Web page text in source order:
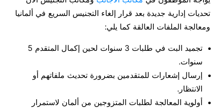
تحديات إدارية جديدة بعد قرار إلغاء التجنيس السريع في ألمانيا
ومعالجة الملفات العالقة كما يلي:
تجميد البت في طلبات 3 سنوات لحين إكمال المتقدم 5
سنوات.
إرسال إشعارات للمتقدمين بضرورة تحديث ملفاتهم أو
الانتظار.
أولوية المعالجة لطلبات المتزوجين من ألمان لاستمرار